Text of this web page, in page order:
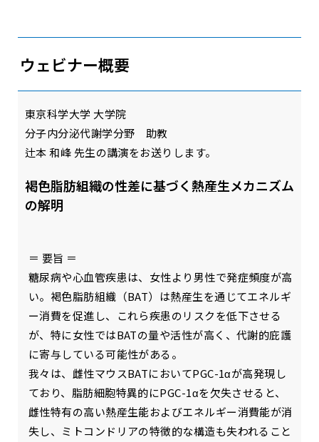
ウェビナー概要
東京科学大学 大学院
分子内分泌代謝学分野 助教
辻本 和峰 先生の講演をお送りします。
褐色脂肪組織の性差に基づく熱産生メカニズム
の解明
＝ 要旨 ＝
糖尿病や心血管疾患は、女性より男性で発症頻度が高
い。褐色脂肪組織（BAT）は熱産生を通じてエネルギ
ー消費を促進し、これら疾患のリスクを低下させる
が、特に女性ではBATの量や活性が高く、代謝的庇護
に寄与している可能性がある。
我々は、雌性マウスBATにおいてPGC-1αが高発現し
ており、脂肪細胞特異的にPGC-1αを欠失させると、
雌性特有の高い熱産生能およびエネルギー消費能が消
失し、ミトコンドリアの特徴的な構造も失われること